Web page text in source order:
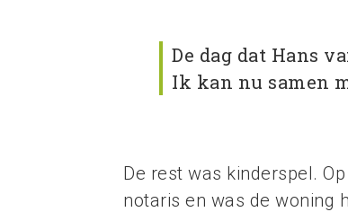
De dag dat Hans
Ik kan nu samen
De rest was kinderspel.
notaris en was de woning